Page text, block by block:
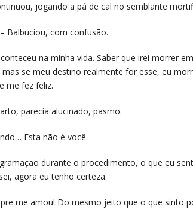
jogando a pá de cal no semblante
Balbuciou, com confusão.
na minha vida. Saber que irei morrer
se meu destino realmente for esse, eu
me fez feliz.
parecia alucinado, pasmo.
Esta não é você.
durante o procedimento, o que eu
agora eu tenho certeza.
me amou! Do mesmo jeito que o que sinto